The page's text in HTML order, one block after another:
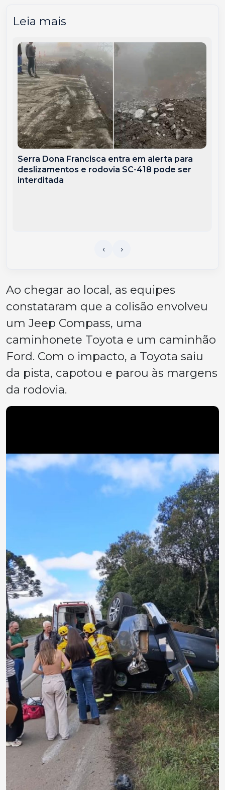
Leia mais
Serra Dona Francisca entra em alerta para
deslizamentos e rodovia SC-418 pode ser
interditada
Ao chegar ao local, as equipes
constataram que a colisão envolveu
um Jeep Compass, uma
caminhonete Toyota e um caminhão
Ford. Com o impacto, a Toyota saiu
da pista, capotou e parou às margens
da rodovia.